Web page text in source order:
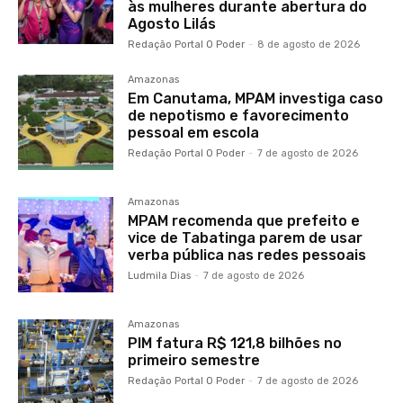
às mulheres durante abertura do
Agosto Lilás
Redação Portal O Poder - 8 de agosto de 2026
Amazonas
Em Canutama, MPAM investiga caso
de nepotismo e favorecimento
pessoal em escola
Redação Portal O Poder - 7 de agosto de 2026
Amazonas
MPAM recomenda que prefeito e
vice de Tabatinga parem de usar
verba pública nas redes pessoais
Ludmila Dias - 7 de agosto de 2026
Amazonas
PIM fatura R$ 121,8 bilhões no
primeiro semestre
Redação Portal O Poder - 7 de agosto de 2026